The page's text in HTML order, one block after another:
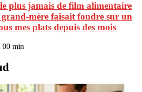
plus jamais de film alimentaire
grand-mère faisait fondre sur un
mes plats depuis des mois
00 min